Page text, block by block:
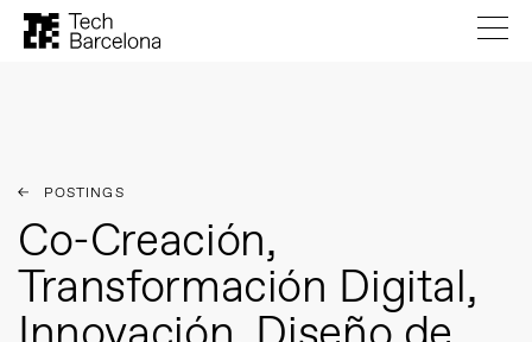
POSTINGS
Co-Creación,
Transformación Digital,